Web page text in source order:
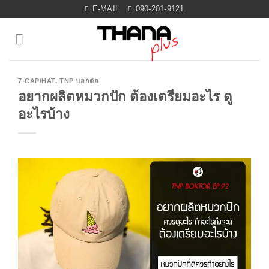
content
E-MAIL 090-201-9121
7-CAP/HAT,TNP บอกต่อ
อยากผลิตหมวกปัก ต้องเตรียมอะไร ดู
อะไรบ้าง